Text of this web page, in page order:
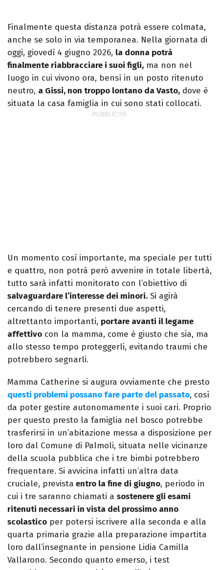
Finalmente questa distanza potrà essere colmata,
anche se solo in via temporanea. Nella giornata di
oggi, giovedì 4 giugno 2026, la donna potrà
finalmente riabbracciare i suoi figli, ma non nel
luogo in cui vivono ora, bensì in un posto ritenuto
neutro, a Gissi, non troppo lontano da Vasto, dove è
situata la casa famiglia in cui sono stati collocati.
Un momento così importante, ma speciale per tutti
e quattro, non potrà però avvenire in totale libertà,
tutto sarà infatti monitorato con l’obiettivo di
salvaguardare l’interesse dei minori. Si agirà
cercando di tenere presenti due aspetti,
altrettanto importanti, portare avanti il legame
affettivo con la mamma, come è giusto che sia, ma
allo stesso tempo proteggerli, evitando traumi che
potrebbero segnarli.
Mamma Catherine si augura ovviamente che presto
questi problemi possano fare parte del passato, così
da poter gestire autonomamente i suoi cari. Proprio
per questo presto la famiglia nel bosco potrebbe
trasferirsi in un’abitazione messa a disposizione per
loro dal Comune di Palmoli, situata nelle vicinanze
della scuola pubblica che i tre bimbi potrebbero
frequentare. Si avvicina infatti un’altra data
cruciale, prevista entro la fine di giugno, periodo in
cui i tre saranno chiamati a sostenere gli esami
ritenuti necessari in vista del prossimo anno
scolastico per potersi iscrivere alla seconda e alla
quarta primaria grazie alla preparazione impartita
loro dall’insegnante in pensione Lidia Camilla
Vallarono. Secondo quanto emerso, i test